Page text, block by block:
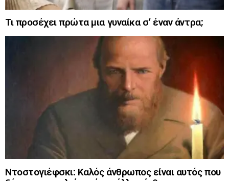
Τι προσέχει πρώτα μια γυναίκα σ’ έναν άντρα;
Ντοστογιέφσκι: Καλός άνθρωπος είναι αυτός που